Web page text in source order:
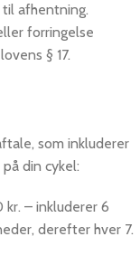
til afhentning.
forringelse
§ 17.
som inkluderer
din cykel:
– inkluderer 6
derefter hver 7.